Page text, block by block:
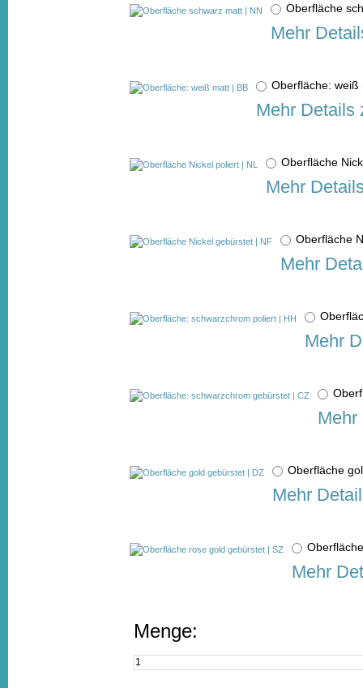
Oberfläche
Mehr
Oberfläche:
Mehr Details
Oberfläche
Mehr
Oberfläche
Mehr
Mehr
Mehr
Oberfläche
Mehr
Mehr
Menge: